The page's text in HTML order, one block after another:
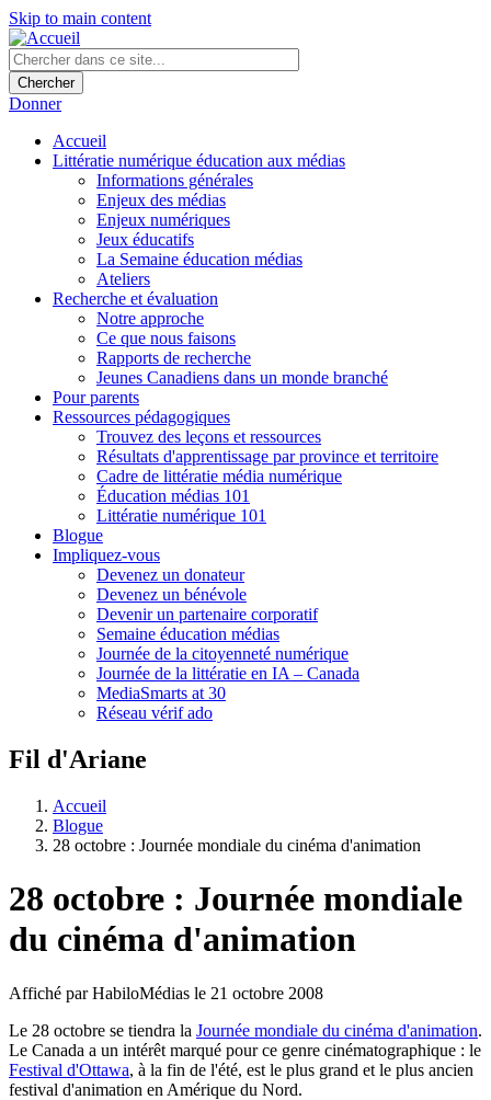
Skip to main content
Donner
Accueil
Littératie numérique éducation aux médias
Informations générales
Enjeux des médias
Enjeux numériques
Jeux éducatifs
La Semaine éducation médias
Ateliers
Recherche et évaluation
Notre approche
Ce que nous faisons
Rapports de recherche
Jeunes Canadiens dans un monde branché
Pour parents
Ressources pédagogiques
Trouvez des leçons et ressources
Résultats d'apprentissage par province et territoire
Cadre de littératie média numérique
Éducation médias 101
Littératie numérique 101
Blogue
Impliquez-vous
Devenez un donateur
Devenez un bénévole
Devenir un partenaire corporatif
Semaine éducation médias
Journée de la citoyenneté numérique
Journée de la littératie en IA – Canada
MediaSmarts at 30
Réseau vérif ado
Fil d'Ariane
Accueil
Blogue
28 octobre : Journée mondiale du cinéma d'animation
28 octobre : Journée mondiale
du cinéma d'animation
Affiché parHabiloMédias le 21 octobre 2008
Le 28 octobre se tiendra la Journée mondiale du cinéma d'animation.
Le Canada a un intérêt marqué pour ce genre cinématographique : le
Festival d'Ottawa, à la fin de l'été, est le plus grand et le plus ancien
festival d'animation en Amérique du Nord.